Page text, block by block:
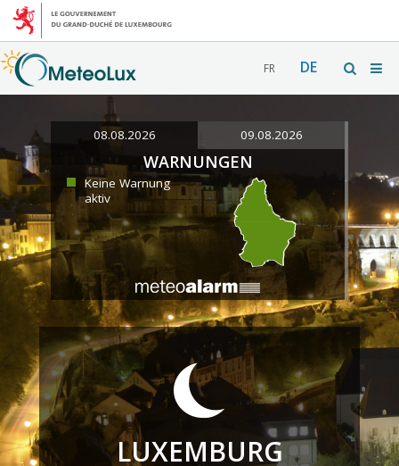
FR DE
08.08.2026 09.08.2026
WARNUNGEN
Keine Warnung
aktiv
LUXEMBURG